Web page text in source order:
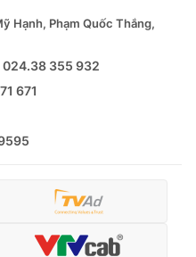
Hạnh, Phạm Quốc Thắng,
355 932
671